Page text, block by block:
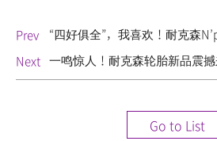
Prev
“四好俱全”，我喜欢！耐克森
Next 一鸣惊人！耐克森轮胎新品震
Go to List